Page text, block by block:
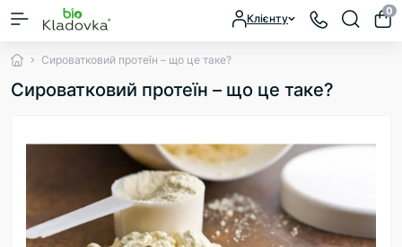
Клієнту
0
Сироватковий протеїн – що це таке?
Сироватковий протеїн – що це таке?